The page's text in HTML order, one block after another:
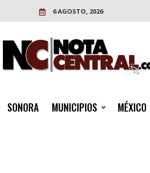
 6 AGOSTO, 2026
SONORA MUNICIPIOS MÉXICO